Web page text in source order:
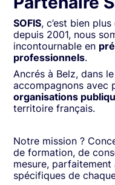
SOFIS, c’est bien
depuis 2001, nous
incontournable en
professionnels.
Ancrés à Belz, dans
accompagnons avec
organisations
territoire français.
Notre mission ?
de formation, de
mesure,
spécifiques de